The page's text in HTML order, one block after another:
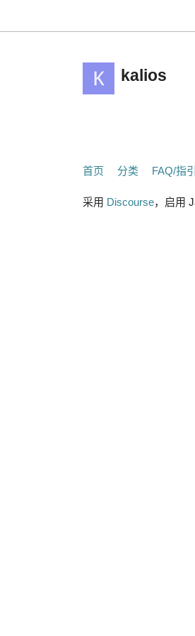
kalios
首页 分类 FAQ/指引
采用 Discourse，启用